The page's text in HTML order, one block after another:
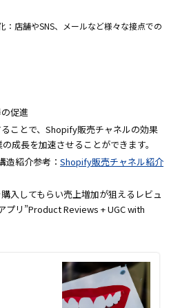
：店舗やSNS、メールなど様々な接点での
促進
ことで、Shopify販売チャネルの効果
成長を加速させることができます。
紹介参考： Shopify販売チャネル紹介
入してもらい売上増加が狙えるレビュ
プリ”Product Reviews + UGC with